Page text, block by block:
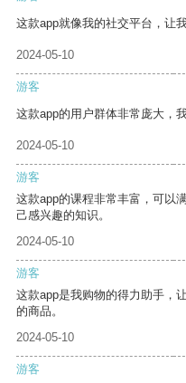
这款app就像我的社交平台，让
2024-05-10
游客
这款app的用户群体非常庞大，
2024-05-10
游客
这款app的课程非常丰富，可以
己感兴趣的知识。
2024-05-10
游客
这款app是我购物的得力助手，
的商品。
2024-05-10
游客